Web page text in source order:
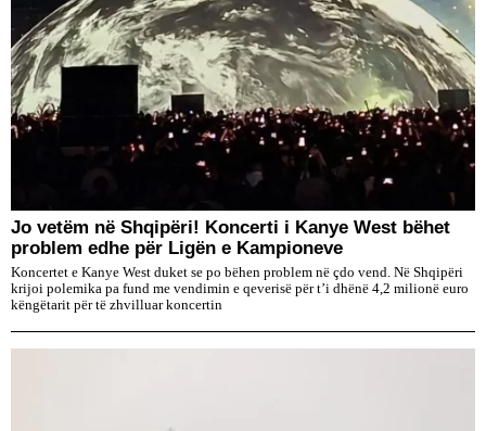
Jo vetëm në Shqipëri! Koncerti i Kanye West bëhet
problem edhe për Ligën e Kampioneve
Koncertet e Kanye West duket se po bëhen problem në çdo vend. Në Shqipëri
krijoi polemika pa fund me vendimin e qeverisë për t’i dhënë 4,2 milionë euro
këngëtarit për të zhvilluar koncertin